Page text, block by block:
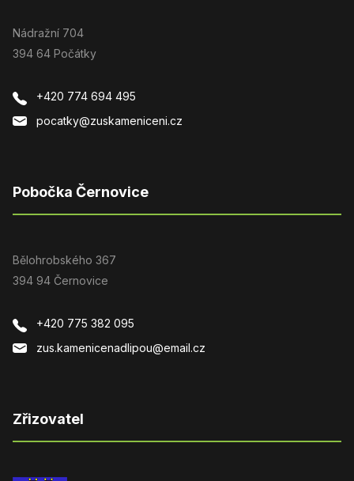
Nádražní 704
394 64 Počátky
+420 774 694 495
pocatky@zuskameniceni.cz
Pobočka Černovice
Bělohrobského 367
394 94 Černovice
+420 775 382 095
zus.kamenicenadlipou@email.cz
Zřizovatel